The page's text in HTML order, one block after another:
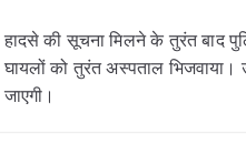
हादसे की सूचना मिलने के तुरंत बाद
घायलों को तुरंत अस्पताल भिजवाया।
जाएगी।